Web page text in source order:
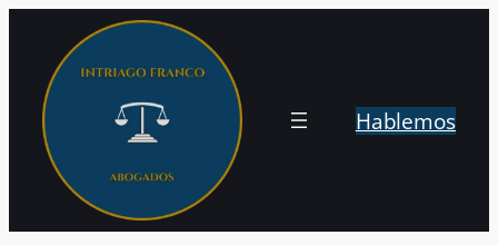
contenido
Hablemos